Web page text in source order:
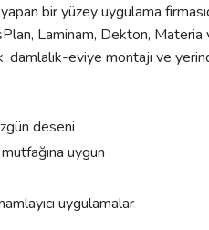
bir yüzey uygulama
Laminam, Dekton,
eviye montajı ve
deseni
uygun
uygulamalar